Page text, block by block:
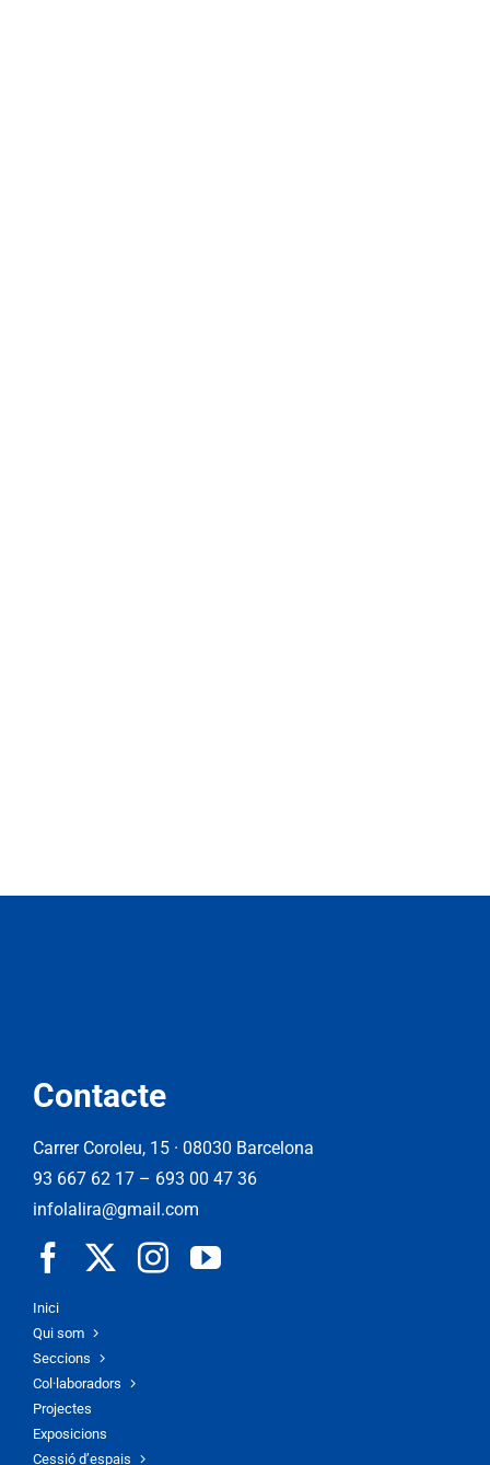
Contacte
Carrer Coroleu, 15 · 08030 Barcelona
93 667 62 17– 693 00 47 36
infolalira@gmail.com
Inici
Qui som
Seccions
Col·laboradors
Projectes
Exposicions
Cessió d’espais